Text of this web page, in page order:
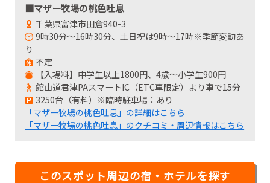
■マザー牧場の桃色吐息
千葉県富津市田倉940-3
り
不定
【入場料】中学生以上1800円、4歳～小学生900円
館山道君津PAスマートIC（ETC車限定）より車で15分
3250台（有料）※臨時駐車場：あり
「マザー牧場の桃色吐息」の詳細はこちら